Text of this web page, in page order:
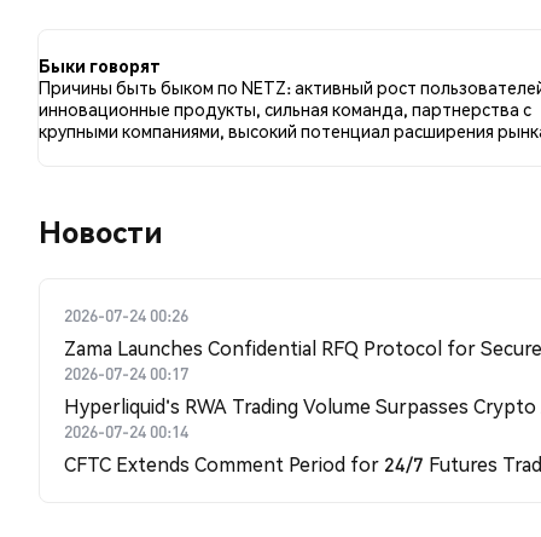
Быки говорят
Причины быть быком по NETZ: активный рост
инновационные продукты, сильная команда, партнерства с
крупными компаниями, высокий потенциал расширения
Новости
2026-07-24 00:26
Zama Launches Confidential RFQ Protocol for
2026-07-24 00:17
Hyperliquid's RWA Trading Volume Surpasses
2026-07-24 00:14
CFTC Extends Comment Period for 24/7 Futures